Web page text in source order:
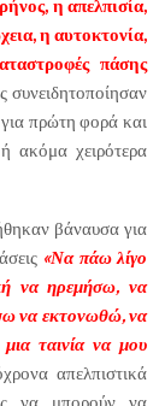
η απελπισία,
η αυτοκτονία,
πάσης
συνειδητοποίησαν
για πρώτη φορά και
ακόμα χειρότερα
βάναυσα για
«Να πάω λίγο
να ηρεμήσω, να
να εκτονωθώ, να
ταινία να μου
απελπιστικά
να μπορούν να